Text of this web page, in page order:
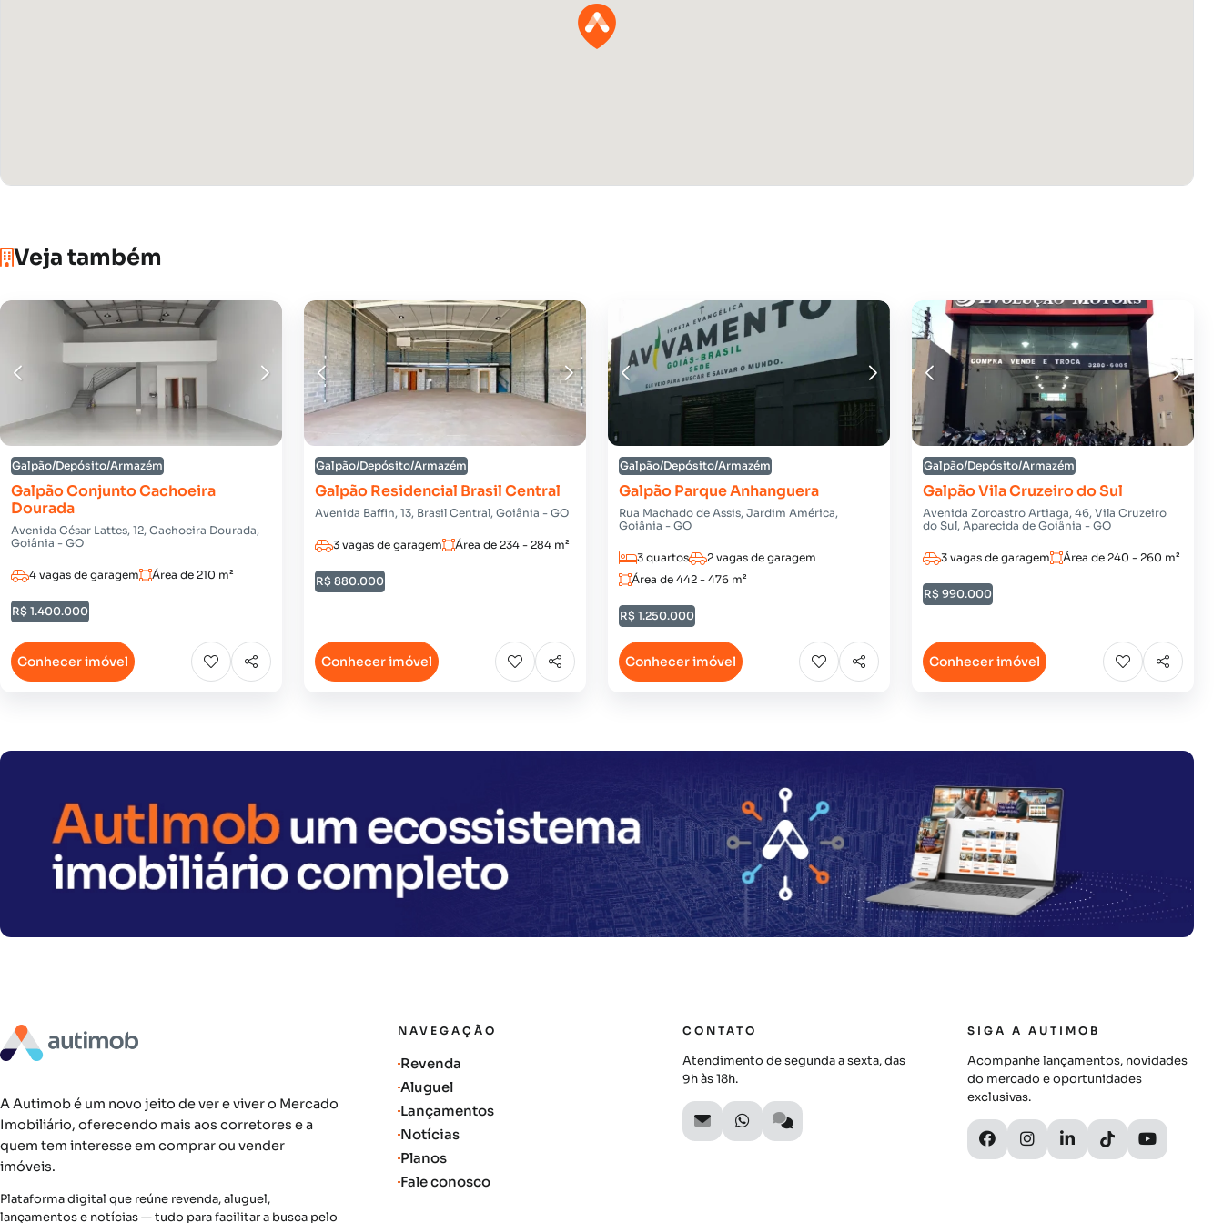
Veja também
Galpão/Depósito/Armazém
Galpão Conjunto Cachoeira
Dourada
Avenida César Lattes, 12, Cachoeira Dourada,
Goiânia - GO
4 vagas de garagem Área de 210 m²
R$ 1.400.000
Conhecer imóvel
Galpão/Depósito/Armazém
Galpão Residencial Brasil Central
Avenida Baffin, 13, Brasil Central, Goiânia - GO
3 vagas de garagem Área de 234 - 284 m²
R$ 880.000
Conhecer imóvel
Galpão/Depósito/Armazém
Galpão Parque Anhanguera
Rua Machado de Assis, Jardim América,
Goiânia - GO
3 quartos
2 vagas de garagem
Área de 442 - 476 m²
R$ 1.250.000
Conhecer imóvel
Galpão/Depósito/Armazém
Galpão Vila Cruzeiro do Sul
Avenida Zoroastro Artiaga, 46, Vila Cruzeiro
do Sul, Aparecida de Goiânia - GO
3 vagas de garagem Área de 240 - 260 m²
R$ 990.000
Conhecer imóvel
A Autimob é um novo jeito de ver e viver o Mercado
Imobiliário, oferecendo mais aos corretores e a
quem tem interesse em comprar ou vender
imóveis.
Plataforma digital que reúne revenda, aluguel,
lançamentos e notícias — tudo para facilitar a busca pelo
NAVEGAÇÃO
Revenda
Aluguel
Lançamentos
Notícias
Planos
Fale conosco
CONTATO
Atendimento de segunda a sexta, das
9h às 18h.
SIGA A AUTIMOB
Acompanhe lançamentos, novidades
do mercado e oportunidades
exclusivas.